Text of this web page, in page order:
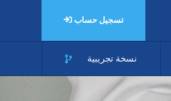
تسجيل حساب
نسخة تجريبية